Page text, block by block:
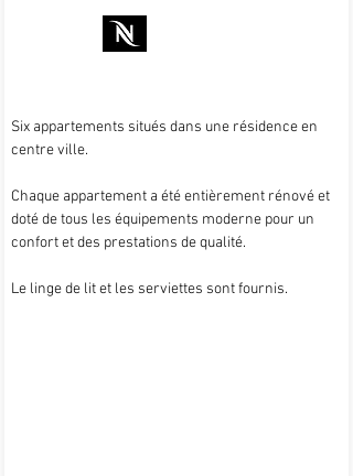
Six appartements situés dans une résidence en
centre ville.
Chaque appartement a été entièrement rénové et
doté de tous les équipements moderne pour un
confort et des prestations de qualité.
Le linge de lit et les serviettes sont fournis.